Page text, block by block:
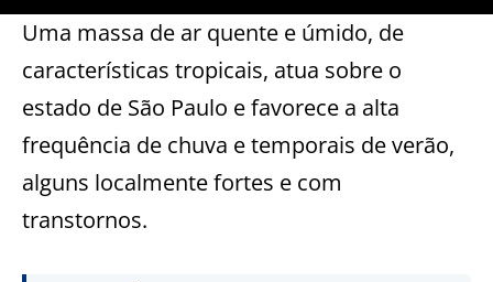
Uma massa de ar quente e úmido, de
características tropicais, atua sobre o
estado de São Paulo e favorece a alta
frequência de chuva e temporais de verão,
alguns localmente fortes e com
transtornos.